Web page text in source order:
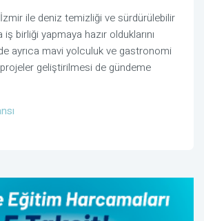
ile deniz temizliği ve sürdürülebilir
birliği yapmaya hazır olduklarını
ayrıca mavi yolculuk ve gastronomi
geliştirilmesi de gündeme